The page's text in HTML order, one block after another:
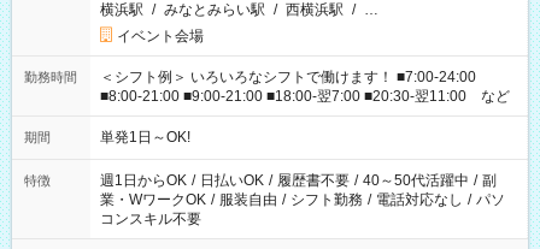
横浜駅 / みなとみらい駅 / 西横浜駅 / …
イベント会場
勤務時間
＜シフト例＞ いろいろなシフトで働けます！ ■7:00-24:00
■8:00-21:00 ■9:00-21:00 ■18:00-翌7:00 ■20:30-翌11:00 など
期間 単発1日～OK!
特徴 週1日からOK / 日払いOK / 履歴書不要 / 40～50代活躍中 / 副
業・WワークOK / 服装自由 / シフト勤務 / 電話対応なし / パソ
コンスキル不要